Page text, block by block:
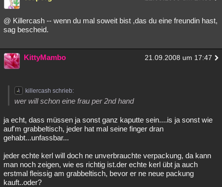
@ Killercash -- wenn du mal soweit bist ,das du eine freundin hast,
sag bescheid.
KittyMambo 21.09.2008 um 17:47
killercash schrieb:
wer will schon eine frau per 2nd hand
ja echt, dass müssen ja sonst ganz kaputte sein....is ja sonst wie
auf'm grabbeltisch, jeder hat mal seine finger dran
gehabt...unfassbar...
jeder echte kerl will doch ne unverbrauchte verpackung, da kann
man noch zeigen, wie es richtig ist.der echte kerl übt ja auch
erstmal fleissig am grabbeltisch, bevor er ne neue packung
kauft..oder?